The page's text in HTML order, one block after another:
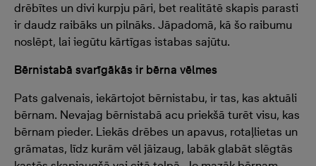
drēbītes un divi kurpju pāri, bet realitātē skapis parasti
ir daudz raibāks un pilnāks. Jāpadomā, kā šo raibumu
noslēpt, lai iegūtu kārtīgas istabas sajūtu.
Bērnistabā svarīgākās ir bērna vēlmes
Pats galvenais, iekārtojot bērnistabu, ir tas, kas aktuāli
bērnam. Nevajag bērnistabā acu priekšā turēt visu, kas
bērnam pieder. Liekās drēbes un apavus, rotaļlietas un
grāmatas, līdz kurām vēl jāizaug, labāk glabāt slēgtās